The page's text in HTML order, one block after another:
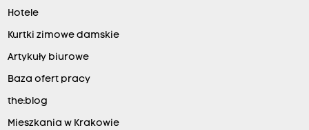
Hotele
Kurtki zimowe damskie
Artykuły biurowe
Baza ofert pracy
the:blog
Mieszkania w Krakowie